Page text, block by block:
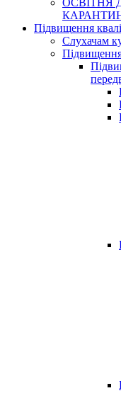
ОСВІТНЯ
Підвищення
Слухачам
Підвищення